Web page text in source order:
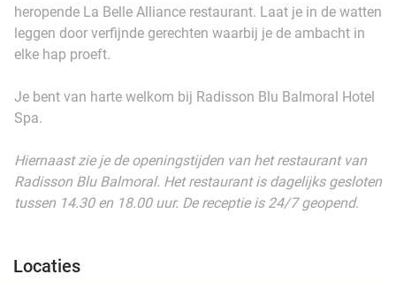
heropende La Belle Alliance restaurant. Laat je in de watten
leggen door verfijnde gerechten waarbij je de ambacht in
elke hap proeft.
Je bent van harte welkom bij Radisson Blu Balmoral Hotel
Spa.
Hiernaast zie je de openingstijden van het restaurant van
Radisson Blu Balmoral. Het restaurant is dagelijks gesloten
tussen 14.30 en 18.00 uur. De receptie is 24/7 geopend.
Locaties